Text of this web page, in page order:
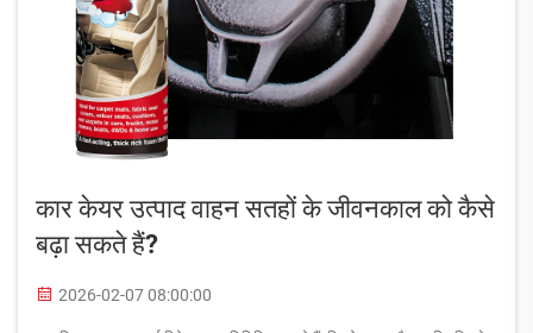
कार केयर उत्पाद वाहन सतहों के जीवनकाल को कैसे
बढ़ा सकते हैं?
2026-02-07 08:00:00